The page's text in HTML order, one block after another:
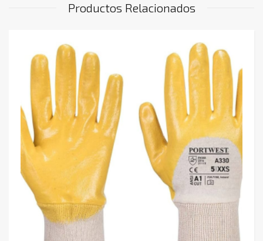
Productos Relacionados